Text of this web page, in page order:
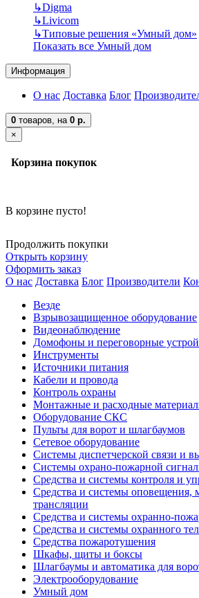
↳Digma
↳Livicom
↳Типовые решения «Умный дом»
Показать все Умный дом
Информация
О нас Доставка Блог
0 товаров, на 0 р.
×
Корзина покупок
В корзине пусто!
Продолжить покупки
Открыть корзину
Оформить заказ
О нас Доставка Блог Производители
Везде
Взрывозащищенное оборудование
Видеонаблюдение
Домофоны и переговорные
Инструменты
Источники питания
Кабели и провода
Контроль охраны
Монтажные и расходные
Оборудование СКС
Пульты для ворот и шлагбаумов
Сетевое оборудование
Системы диспетчерской связи и
Системы охрано-пожарной
Средства и системы контроля и
Средства и системы оповещения,
трансляции
Средства и системы охранно-
Средства и системы охранного
Средства пожаротушения
Шкафы, щиты и боксы
Шлагбаумы и автоматика для
Электрооборудование
Умный дом